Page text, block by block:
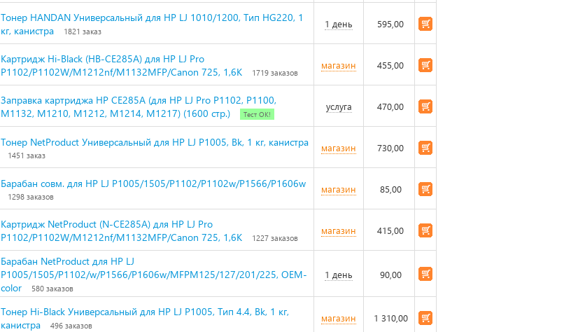
Тонер HANDAN Универсальный для HP LJ 1010/1200, Тип HG220, 1
кг, канистра
1821 заказ
1 день 595,00
Картридж Hi-Black (HB-CE285A) для HP LJ Pro
P1102/P1102W/M1212nf/M1132MFP/Canon 725, 1,6K
1719 заказов
магазин 455,00
Заправка картриджа HP CE285A (для HP LJ Pro P1102, P1100,
M1132, M1210, M1212, M1214, M1217) (1600 стр.)
Тест ОК!
услуга 470,00
Тонер NetProduct Универсальный для HP LJ P1005, Bk, 1 кг, канистра
1451 заказ
магазин 730,00
Барабан совм. для HP LJ P1005/1505/P1102/P1102w/P1566/P1606w
1298 заказов
магазин 85,00
Картридж NetProduct (N-CE285A) для HP LJ Pro
P1102/P1102W/M1212nf/M1132MFP/Canon 725, 1,6K
1227 заказов
магазин 415,00
Барабан NetProduct для HP LJ
P1005/1505/P1102/w/P1566/P1606w/MFPM125/127/201/225, OEM-
color
580 заказов
1 день 90,00
Тонер Hi-Black Универсальный для HP LJ P1005, Тип 4.4, Bk, 1 кг,
канистра
496 заказов
магазин 1 310,00